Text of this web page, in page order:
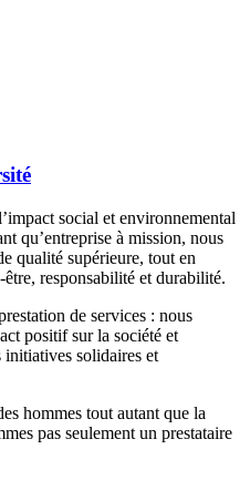
social et environnemental
qu’entreprise à mission, nous
qualité supérieure, tout en
responsabilité et durabilité.
de services : nous
positif sur la société et
initiatives solidaires et
hommes tout autant que la
pas seulement un prestataire